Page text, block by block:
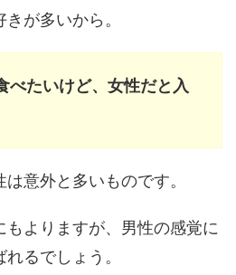
が多いから。
べたいけど、女性だと入
意外と多いものです。
もよりますが、男性の感覚に
るでしょう。